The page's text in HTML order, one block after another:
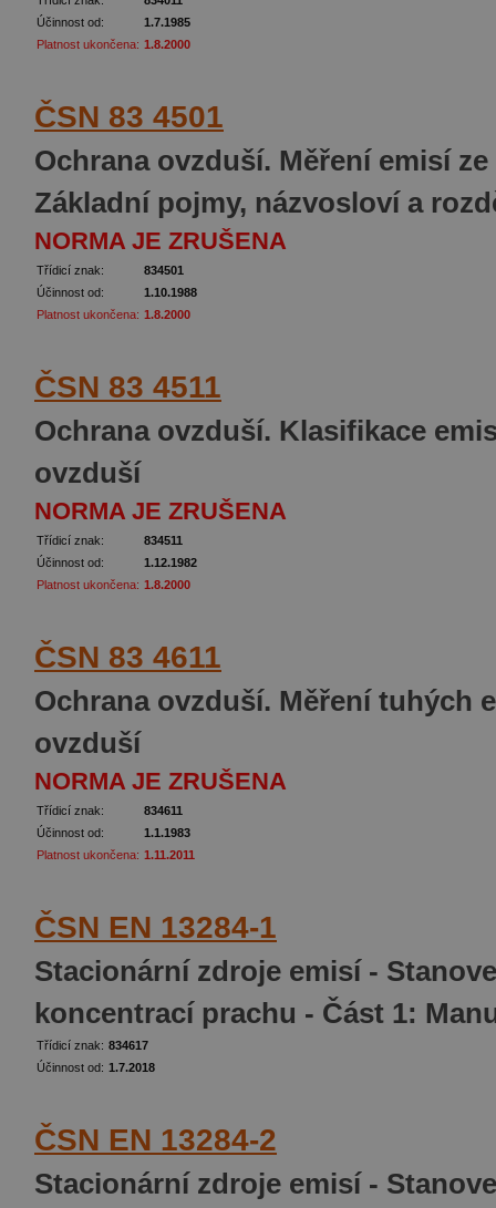
Účinnost od:
1.7.1985
Platnost ukončena: 1.8.2000
ČSN 83 4501
Ochrana ovzduší. Měření emisí
Základní pojmy, názvosloví a
NORMA JE ZRUŠENA
Třídicí znak:
834501
Účinnost od:
1.10.1988
Platnost ukončena: 1.8.2000
ČSN 83 4511
Ochrana ovzduší. Klasifikace
ovzduší
NORMA JE ZRUŠENA
Třídicí znak:
834511
Účinnost od:
1.12.1982
Platnost ukončena: 1.8.2000
ČSN 83 4611
Ochrana ovzduší. Měření tuhých
ovzduší
NORMA JE ZRUŠENA
Třídicí znak:
834611
Účinnost od:
1.1.1983
Platnost ukončena: 1.11.2011
ČSN EN 13284-1
Stacionární zdroje emisí -
koncentrací prachu - Část 1:
Třídicí znak: 834617
Účinnost od: 1.7.2018
ČSN EN 13284-2
Stacionární zdroje emisí -